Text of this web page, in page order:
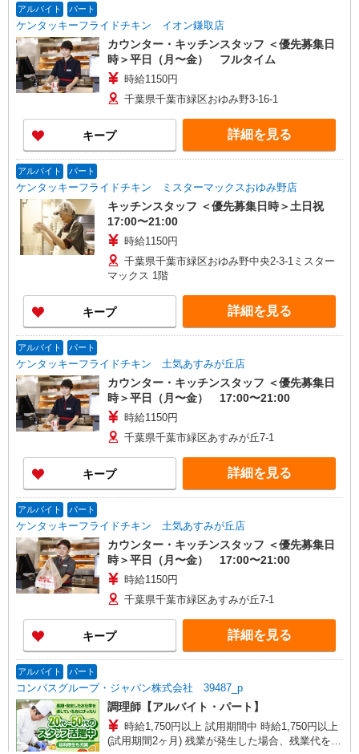
アルバイト パート
ケンタッキーフライドチキン イオン鎌取店
カウンター・キッチンスタッフ ＜優先募集日
時＞平日（月〜金） フルタイム
時給1150円
千葉県千葉市緑区おゆみ野3-16-1
キープ 詳細を見る
アルバイト パート
ケンタッキーフライドチキン ミスターマックスおゆみ野店
キッチンスタッフ ＜優先募集日時＞土日祝
17:00〜21:00
時給1150円
千葉県千葉市緑区おゆみ野中央2-3-1ミスター
マックス 1階
キープ 詳細を見る
アルバイト パート
ケンタッキーフライドチキン 土気あすみが丘店
カウンター・キッチンスタッフ ＜優先募集日
時＞平日（月〜金） 17:00〜21:00
時給1150円
千葉県千葉市緑区あすみが丘7-1
キープ 詳細を見る
アルバイト パート
ケンタッキーフライドチキン 土気あすみが丘店
カウンター・キッチンスタッフ ＜優先募集日
時＞平日（月〜金） 17:00〜21:00
時給1150円
千葉県千葉市緑区あすみが丘7-1
キープ 詳細を見る
アルバイト パート
コンパスグループ・ジャパン株式会社 39487_p
調理師【アルバイト・パート】
時給1,750円以上 試用期間中 時給1,750円以上
(試用期間2ヶ月) 残業が発生した場合、残業代を1